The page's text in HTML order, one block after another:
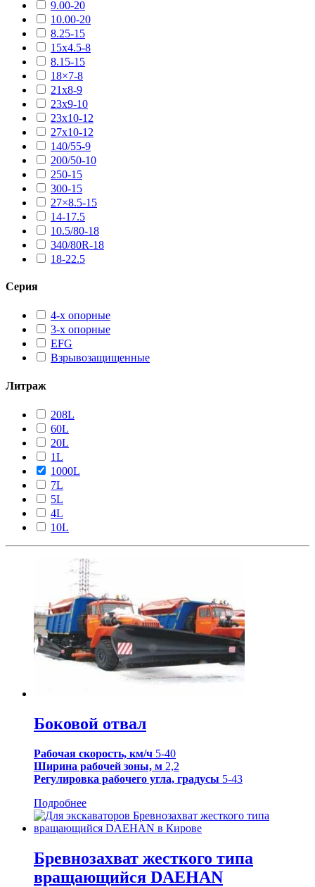
9.00-20
10.00-20
8.25-15
15х4.5-8
8.15-15
18×7-8
21х8-9
23х9-10
23х10-12
27х10-12
140/55-9
200/50-10
250-15
300-15
27×8.5-15
14-17.5
10.5/80-18
340/80R-18
18-22.5
Серия
4-х опорные
3-х опорные
EFG
Взрывозащищенные
Литраж
208L
60L
20L
1L
1000L
7L
5L
4L
10L
Боковой отвал
Рабочая скорость, км/ч 5-40
Ширина рабочей зоны, м 2,2
Регулировка рабочего угла, градусы 5-43
Подробнее
Бревнозахват жесткого типа
вращающийся DAEHAN